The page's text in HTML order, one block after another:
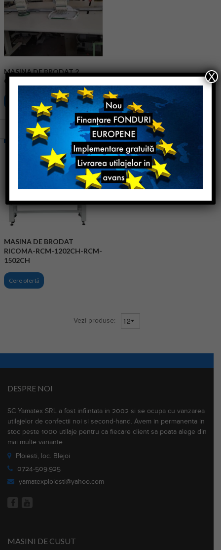
MASINA DE BRODAT 2
CAPETE GUNOLD GT126
Cere ofertă
MASINA DE BRODAT
RICOMA-RCM-1202CH-RCM-
1502CH
Cere ofertă
Vezi produse:
DESPRE NOI
SC Yamatex SRL a fost infiintata in 2002 si se ocupa cu vanzarea
utilajelor de confectii noi si second-hand. Avem in permanenta in
stoc peste 1000 utilaje pentru ca fiecare client sa poata alege din
mai multe variante.
Ploiesti, loc. Blejoi
0724-509.925
yamatexploiesti@yahoo.com
MASINI DE CUSUT
X